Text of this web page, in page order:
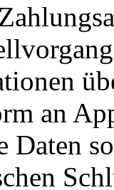
an
Daten